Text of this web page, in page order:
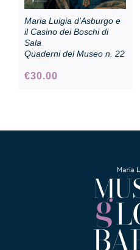
Maria Luigia d’Asburgo e
il Casino dei Boschi di
Sala
Quaderni del Museo n. 22
€30.00